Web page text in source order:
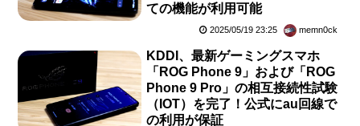
ての機能が利用可能
2025/05/19 23:25 memn0ck
KDDI、最新ゲーミングスマホ
「ROG Phone 9」および「ROG
Phone 9 Pro」の相互接続性試験
（IOT）を完了！公式にau回線で
の利用が保証